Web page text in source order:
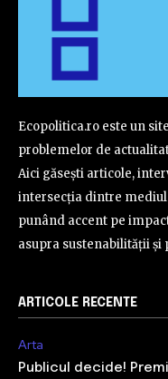
Ecopolitica.ro este un
problemelor de
Aici găsești articole,
intersecția dintre
punând accent pe
asupra sustenabilității
ARTICOLE RECENTE
Arta
Publicul decide!